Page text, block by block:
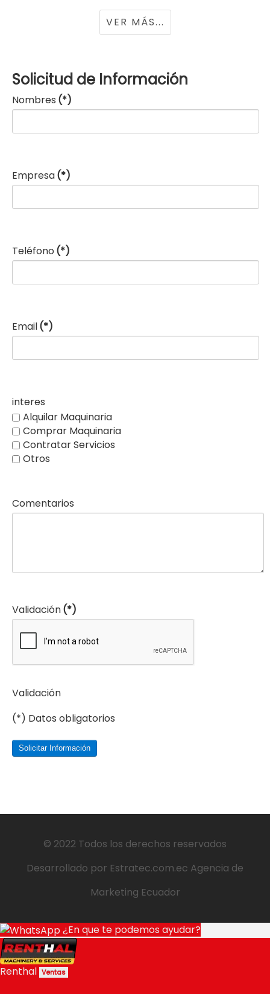
VER MÁS...
Solicitud de Información
Nombres (*)
Empresa(*)
Teléfono (*)
Email(*)
interes
Alquilar Maquinaria
Comprar Maquinaria
Contratar Servicios
Otros
Comentarios
Validación(*)
Validación
(*) Datos obligatorios
Solicitar Información
© 2022 Todos los derechos reservados
Desarrollado por Estratec.com.ec Agencia de
Marketing Ecuador
¿En que te podemos ayudar?
Renthal Ventas